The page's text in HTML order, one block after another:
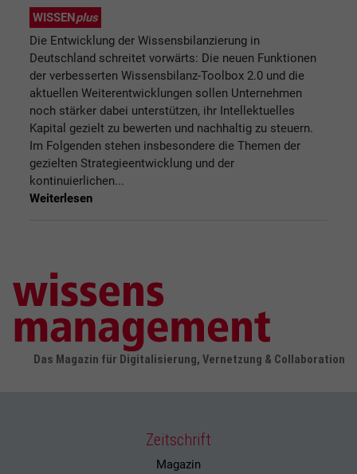
WISSENplus
Die Entwicklung der Wissensbilanzierung in
Deutschland schreitet vorwärts: Die neuen Funktionen
der verbesserten Wissensbilanz-Toolbox 2.0 und die
aktuellen Weiterentwicklungen sollen Unternehmen
noch stärker dabei unterstützen, ihr Intellektuelles
Kapital gezielt zu bewerten und nachhaltig zu steuern.
Im Folgenden stehen insbesondere die Themen der
gezielten Strategieentwicklung und der
kontinuierlichen...
Weiterlesen
Das Magazin für Digitalisierung, Vernetzung & Collaboration
Zeitschrift
Magazin